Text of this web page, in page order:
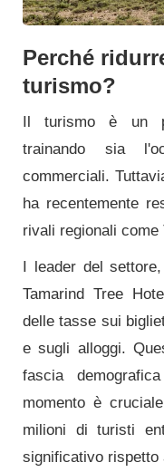
Perché
turismo?
Il turismo è un
trainando sia
commerciali.
ha recentemente
rivali regionali come
I leader del
Tamarind Tree
delle tasse sui
e sugli alloggi.
fascia
momento è
milioni di turisti
significativo rispetto